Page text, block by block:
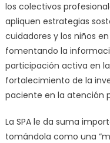
los colectivos
apliquen estrategias
cuidadores y los niños
fomentando la
participación activa en
fortalecimiento de la
paciente en la atención
La SPA le da suma
tomándola como una